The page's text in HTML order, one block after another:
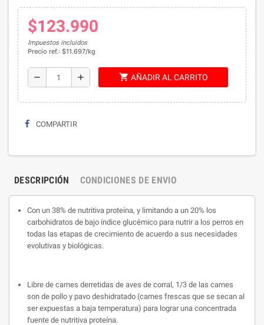
$123.990
Impuestos incluidos
Precio ref.: $11.697/kg
remove add shopping_cart AÑADIR AL CARRITO
COMPARTIR
DESCRIPCIÓN CONDICIONES DE ENVIO
Con un 38% de nutritiva proteína, y limitando a un 20% los
carbohidratos de bajo índice glucémico para nutrir a los perros en
todas las etapas de crecimiento de acuerdo a sus necesidades
evolutivas y biológicas.
Libre de carnes derretidas de aves de corral, 1/3 de las carnes
son de pollo y pavo deshidratado (carnes frescas que se secan al
ser expuestas a baja temperatura) para lograr una concentrada
fuente de nutritiva proteína.